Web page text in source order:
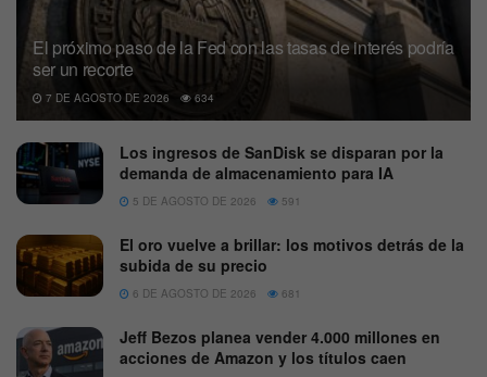
El próximo paso de la Fed con las tasas de interés podría
ser un recorte
7 DE AGOSTO DE 2026 634
Los ingresos de SanDisk se disparan por la
demanda de almacenamiento para IA
5 DE AGOSTO DE 2026 591
El oro vuelve a brillar: los motivos detrás de la
subida de su precio
6 DE AGOSTO DE 2026 681
Jeff Bezos planea vender 4.000 millones en
acciones de Amazon y los títulos caen